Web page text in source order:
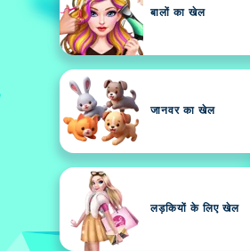
बालों का खेल
जानवर का खेल
लड़कियों के लिए खेल